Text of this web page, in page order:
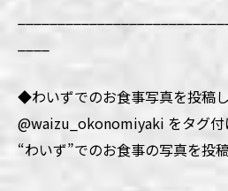
◆わいずでのお食事写真を投稿
@waizu_okonomiyaki をタグ付
“わいず”でのお食事の写真を投